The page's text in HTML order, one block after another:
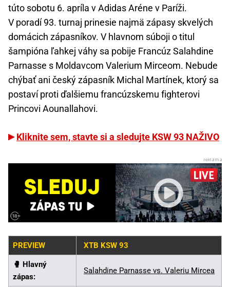
túto sobotu 6. apríla v Adidas Aréne v Paríži.
V poradí 93. turnaj prinesie najmä zápasy skvelých
domácich zápasníkov. V hlavnom súboji o titul
šampióna ľahkej váhy sa pobije Francúz Salahdine
Parnasse s Moldavcom Valerium Mirceom. Nebude
chýbať ani český zápasník Michal Martínek, ktorý sa
postaví proti ďalšiemu francúzskemu fighterovi
Princovi Aounallahovi.
Kliknite sem, stavte si a sledujte KSW 93 NAŽIVO
PREVIEW XTB KSW 93
🥊️ Hlavný
zápas:
Salahdine Parnasse vs. Valeriu Mircea